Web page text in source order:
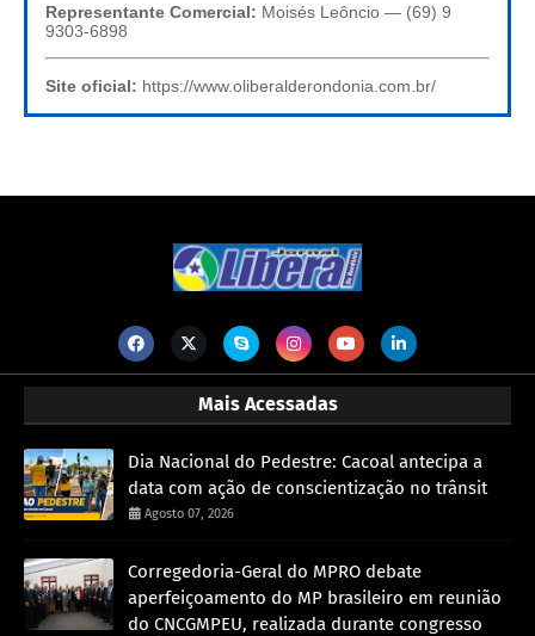
Representante Comercial: Moisés Leôncio — (69) 9
9303-6898
Site oficial: https://www.oliberalderondonia.com.br/
Mais Acessadas
Dia Nacional do Pedestre: Cacoal antecipa a
data com ação de conscientização no trânsit
Agosto 07, 2026
Corregedoria-Geral do MPRO debate
aperfeiçoamento do MP brasileiro em reunião
do CNCGMPEU, realizada durante congresso